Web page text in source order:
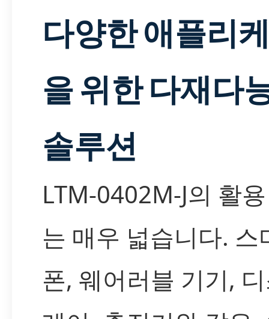
다양한 애플리
을 위한 다재다
솔루션
LTM-0402M-J의 활
는 매우 넓습니다. 스
폰, 웨어러블 기기,